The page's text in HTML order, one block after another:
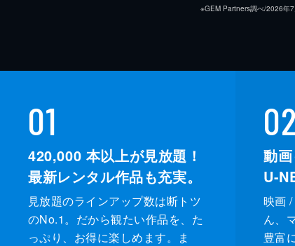
※GEM Partners調べ/2026年
01
420,000 本以上が見放題！
最新レンタル作品も充実。
見放題のラインアップ数は断トツ
のNo.1。だから観たい作品を、た
っぷり、お得に楽しめます。ま
02
動
U-
映画
ん、
豊富